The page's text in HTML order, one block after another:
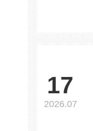
17
2026.07